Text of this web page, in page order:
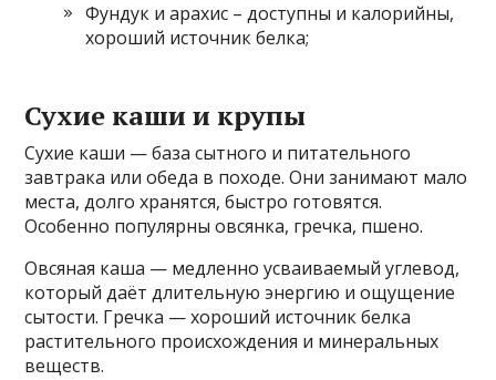
Фундук и арахис – доступны и калорийны,
хороший источник белка;
Сухие каши и крупы
Сухие каши — база сытного и питательного
завтрака или обеда в походе. Они занимают мало
места, долго хранятся, быстро готовятся.
Особенно популярны овсянка, гречка, пшено.
Овсяная каша — медленно усваиваемый углевод,
который даёт длительную энергию и ощущение
сытости. Гречка — хороший источник белка
растительного происхождения и минеральных
веществ.